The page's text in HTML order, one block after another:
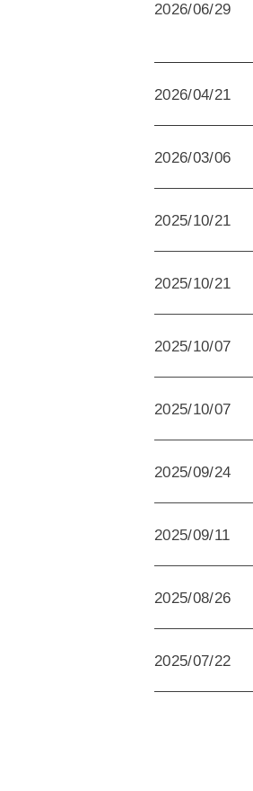
2026/06/29
2026/04/21
2026/03/06
2025/10/21
2025/10/21
2025/10/07
2025/10/07
2025/09/24
2025/09/11
2025/08/26
2025/07/22